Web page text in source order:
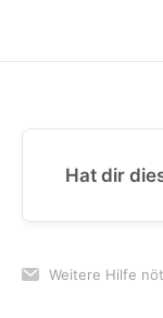
Hat dir
Weitere Hilfe